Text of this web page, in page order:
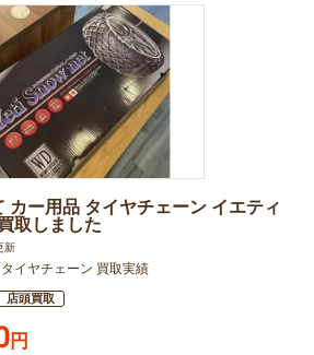
カー用品 タイヤチェーン イエティ
取しました
新
タイヤチェーン 買取実績
店頭買取
円